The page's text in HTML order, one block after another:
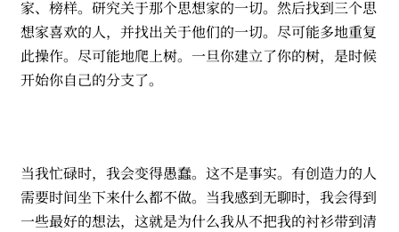
家、榜样。研究关于那个思想家的一切。然后找到三个思
想家喜欢的人，并找出关于他们的一切。尽可能多地重复
此操作。尽可能地爬上树。一旦你建立了你的树，是时候
开始你自己的分支了。
当我忙碌时，我会变得愚蠢。这不是事实。有创造力的人
需要时间坐下来什么都不做。当我感到无聊时，我会得到
一些最好的想法，这就是为什么我从不把我的衬衫带到清